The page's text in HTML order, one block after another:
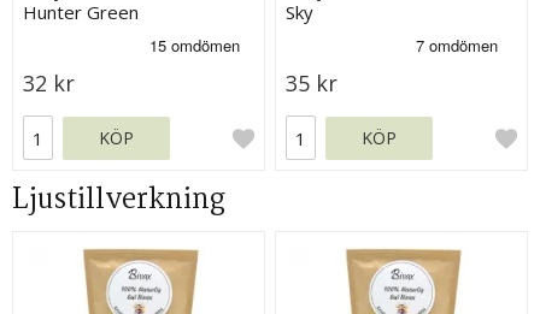
Hunter Green
32 kr
KÖP
Sky
35 kr
KÖP
Ljustillverkning